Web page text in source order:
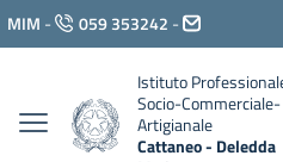
Vai ai contenuti
Vai al menu di navigazione
Vai al footer
MIM - 059 353242 -
Istituto
Socio-Commerciale-
Artigianale
Cattaneo - Deledda